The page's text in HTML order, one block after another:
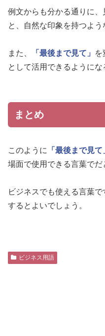
例文からも分かる通りに
と、自然な印象を持つよう
また、 「最後まで見て」
を
として活用できるようにな
まとめ
このように 「最後まで見て
場面で使用できる言葉でだ
ビジネスでも使える言葉
するとよいでしょう。
ビジネス用語